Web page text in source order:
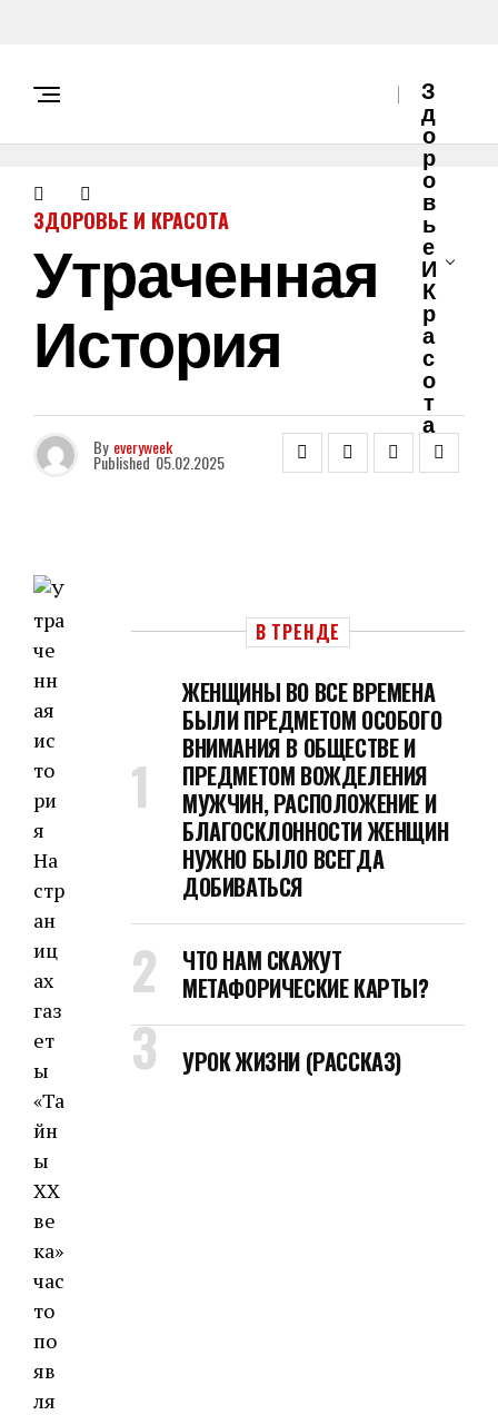
З
Д
О
Р
О
В
Ь
Е
И
К
Р
А
С
О
Т
А
ЗДОРОВЬЕ И КРАСОТА
Утраченная
История
By everyweek
Published 05.02.2025
На
стр
ан
иц
ах
газ
ет
ы
«Та
йн
ы
XX
ве
ка»
час
то
по
яв
ля
В ТРЕНДЕ
ЖЕНЩИНЫ ВО ВСЕ ВРЕМЕНА
БЫЛИ ПРЕДМЕТОМ ОСОБОГО
ВНИМАНИЯ В ОБЩЕСТВЕ И
ПРЕДМЕТОМ ВОЖДЕЛЕНИЯ
МУЖЧИН, РАСПОЛОЖЕНИЕ И
БЛАГОСКЛОННОСТИ ЖЕНЩИН
НУЖНО БЫЛО ВСЕГДА
ДОБИВАТЬСЯ
ЧТО НАМ СКАЖУТ
МЕТАФОРИЧЕСКИЕ КАРТЫ?
УРОК ЖИЗНИ (РАССКАЗ)